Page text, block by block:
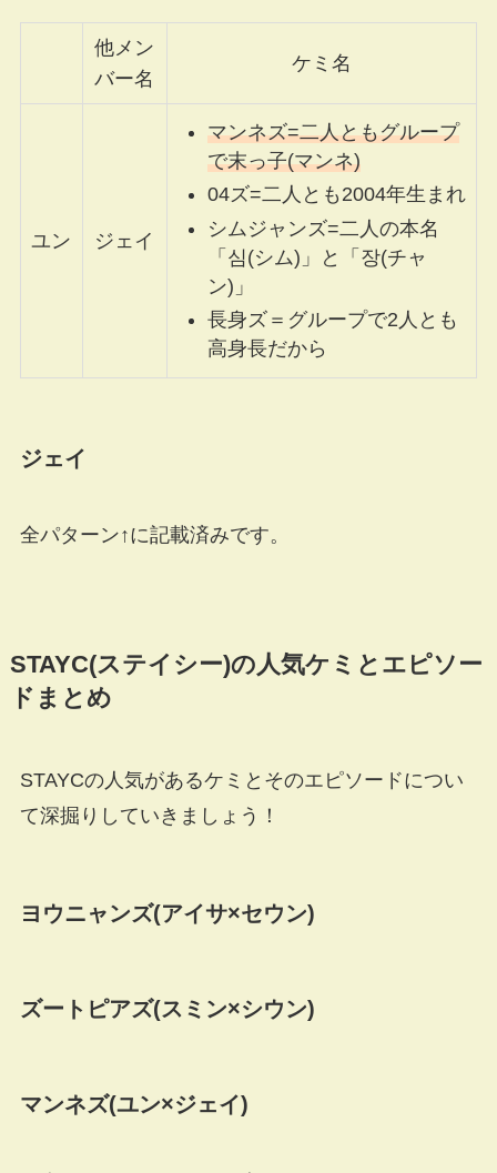
他メン
バー名
ケミ名
ユン ジェイ
マンネズ=二人ともグループ
で末っ子(マンネ)
04ズ=二人とも2004年生まれ
シムジャンズ=二人の本名
「심(シム)」と「장(チャ
ン)」
長身ズ＝グループで2人とも
高身長だから
ジェイ
全パターン↑に記載済みです。
STAYC(ステイシー)の人気ケミとエピソー
ドまとめ
STAYCの人気があるケミとそのエピソードについ
て深掘りしていきましょう！
ヨウニャンズ(アイサ×セウン)
ズートピアズ(スミン×シウン)
マンネズ(ユン×ジェイ)